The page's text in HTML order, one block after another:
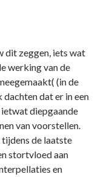
dit zeggen, iets wat
werking van de
(in de
dat er in een
diepgaande
van voorstellen.
tijdens de laatste
stortvloed aan
en